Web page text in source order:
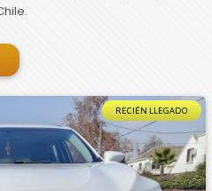
RECIÉN LLEGADO